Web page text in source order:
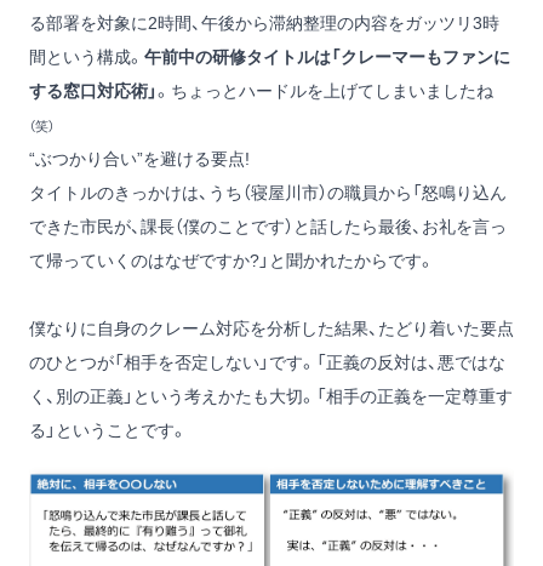
る部署を対象に2時間、午後から滞納整理の内容をガッツリ3時
間という構成。 午前中の研修タイトルは「クレーマーもファンに
する窓口対応術」。ちょっとハードルを上げてしまいましたね
（笑）
“ぶつかり合い”を避ける要点!
タイトルのきっかけは、うち（寝屋川市）の職員から「怒鳴り込ん
できた市民が、課長（僕のことです）と話したら最後、お礼を言っ
て帰っていくのはなぜですか?」と聞かれたからです。
僕なりに自身のクレーム対応を分析した結果、たどり着いた要点
のひとつが「相手を否定しない」です。「正義の反対は、悪ではな
く、別の正義」という考えかたも大切。「相手の正義を一定尊重す
る」ということです。